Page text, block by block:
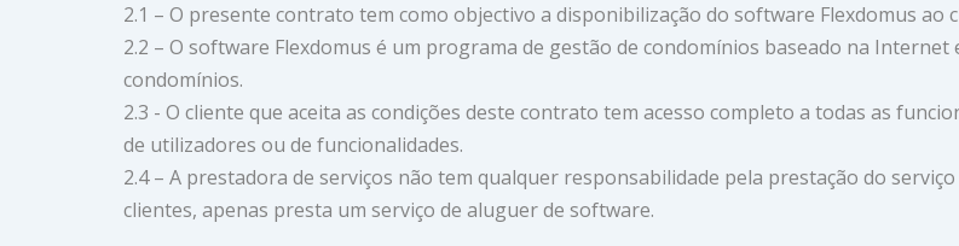
2.1 – O presente contrato tem como objectivo a disponibilização do software Flexdomus ao
2.2 – O software Flexdomus é um programa de gestão de condomínios baseado na
condomínios.
2.3 - O cliente que aceita as condições deste contrato tem acesso completo a todas as
de utilizadores ou de funcionalidades.
2.4 – A prestadora de serviços não tem qualquer responsabilidade pela prestação do
clientes, apenas presta um serviço de aluguer de software.